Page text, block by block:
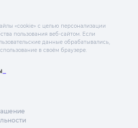
«cookie» с целью персонализации
пользования веб-сайтом. Если
данные обрабатывались,
в своём браузере.